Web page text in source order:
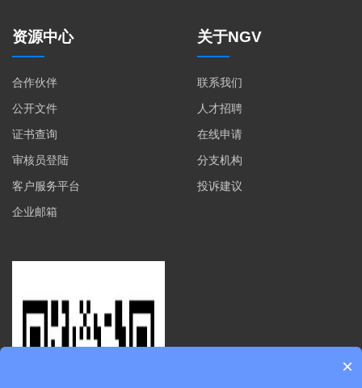
资源中心
合作伙伴
公开文件
证书查询
审核员登陆
客户服务平台
企业邮箱
关于NGV
联系我们
人才招聘
在线申请
分支机构
投诉建议
×